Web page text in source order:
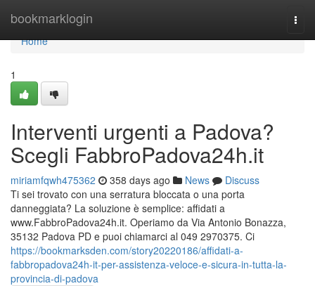
bookmarklogin
Home
Home
1
Interventi urgenti a Padova?
Scegli FabbroPadova24h.it
miriamfqwh475362 358 days ago News
Discuss
Ti sei trovato con una serratura bloccata o una porta
danneggiata? La soluzione è semplice: affidati a
www.FabbroPadova24h.it. Operiamo da Via Antonio Bonazza,
35132 Padova PD e puoi chiamarci al 049 2970375. Ci
https://bookmarksden.com/story20220186/affidati-a-
fabbropadova24h-it-per-assistenza-veloce-e-sicura-in-tutta-la-
provincia-di-padova